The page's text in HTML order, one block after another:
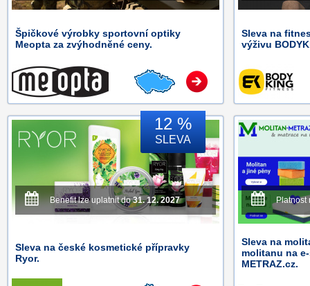
Špičkové výrobky sportovní optiky
Meopta za zvýhodněné ceny.
Sleva na
výživu
12 %
SLEVA
Benefit lze uplatnit do31. 12. 2027
Sleva na české kosmetické přípravky
Ryor.
Platnost
Sleva na
molitanu na
METRAZ.cz.